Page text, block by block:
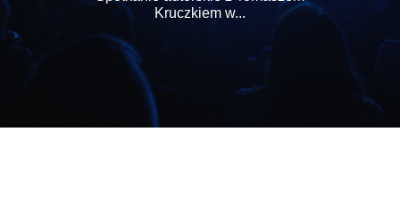
Kruczkiem w...